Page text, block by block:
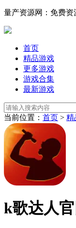
量产资源网：免费资
首页
精品游戏
更多游戏
游戏合集
最新游戏
当前位置： 首页 > 精
k歌达人